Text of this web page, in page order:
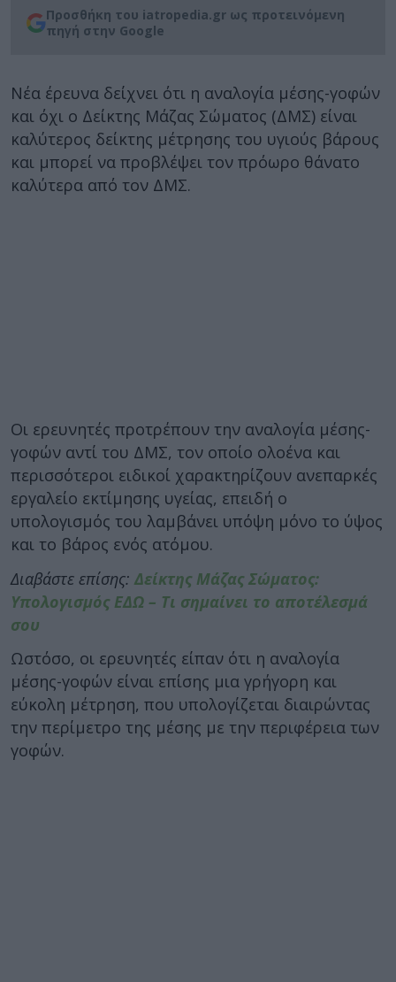
Προσθήκη του iatropedia.gr ως προτεινόμενη
πηγή στην Google
Νέα έρευνα δείχνει ότι η αναλογία μέσης-γοφών
και όχι ο Δείκτης Μάζας Σώματος (ΔΜΣ) είναι
καλύτερος δείκτης μέτρησης του υγιούς βάρους
και μπορεί να προβλέψει τον πρόωρο θάνατο
καλύτερα από τον ΔΜΣ.
Οι ερευνητές προτρέπουν την αναλογία μέσης-
γοφών αντί του ΔΜΣ, τον οποίο ολοένα και
περισσότεροι ειδικοί χαρακτηρίζουν ανεπαρκές
εργαλείο εκτίμησης υγείας, επειδή ο
υπολογισμός του λαμβάνει υπόψη μόνο το ύψος
και το βάρος ενός ατόμου.
Διαβάστε επίσης: Δείκτης Μάζας Σώματος:
Υπολογισμός ΕΔΩ – Τι σημαίνει το αποτέλεσμά
σου
Ωστόσο, οι ερευνητές είπαν ότι η αναλογία
μέσης-γοφών είναι επίσης μια γρήγορη και
εύκολη μέτρηση, που υπολογίζεται διαιρώντας
την περίμετρο της μέσης με την περιφέρεια των
γοφών.